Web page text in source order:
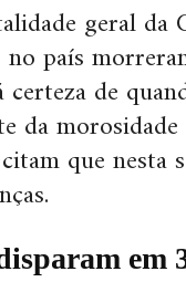
geral da
no país
de
da
que nesta
em